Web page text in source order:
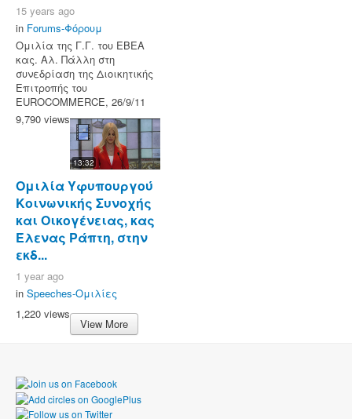
15 years ago
in Forums-Φόρουμ
Ομιλία της Γ.Γ. του ΕΒΕΑ
κας. Αλ. Πάλλη στη
συνεδρίαση της Διοικητικής
Επιτροπής του
EUROCOMMERCE, 26/9/11
9,790 views
13:32
Ομιλία Υφυπουργού
Κοινωνικής Συνοχής
και Οικογένειας, κας
Έλενας Ράπτη, στην
εκδ...
1 year ago
in Speeches-Ομιλίες
1,220 views
View More